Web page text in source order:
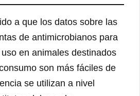
a que los datos sobre las
de antimicrobianos para
en animales destinados
son más fáciles de
se utilizan a nivel